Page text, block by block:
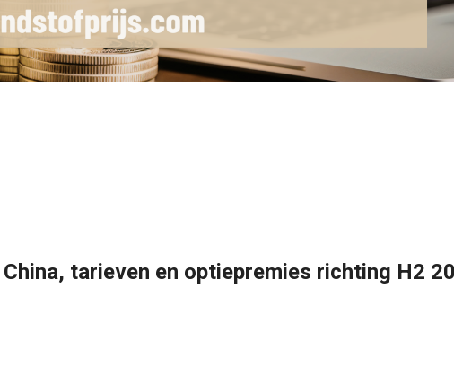
tarieven en optiepremies richting H2